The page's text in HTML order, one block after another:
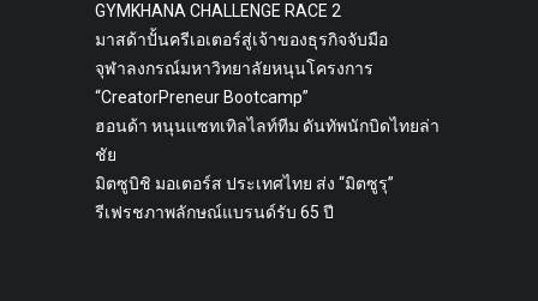
GYMKHANA CHALLENGE RACE 2
มาสด้าปั้นครีเอเตอร์สู่เจ้าของธุรกิจจับมือ
จุฬาลงกรณ์มหาวิทยาลัยหนุนโครงการ
“CreatorPreneur Bootcamp”
ฮอนด้า หนุนแซทเทิลไลท์ทีม ดันทัพนักบิดไทยล่า
ชัย
มิตซูบิชิ มอเตอร์ส ประเทศไทย ส่ง “มิตซูรุ”
รีเฟรชภาพลักษณ์แบรนด์รับ 65 ปี